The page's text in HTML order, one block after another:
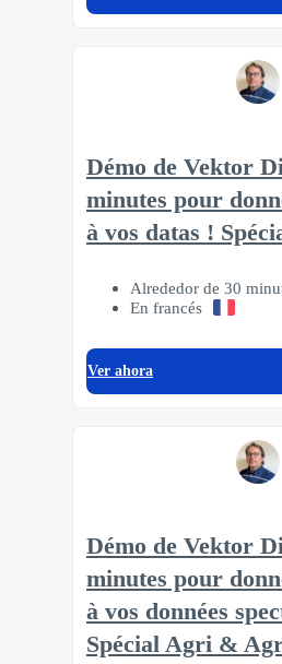
Démo de Vektor
minutes pour
à vos datas !
Alrededor de 30
En francés
Ver ahora
Démo de Vektor
minutes pour
à vos données
Spécial Agri &